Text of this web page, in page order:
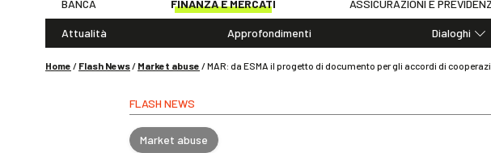
BANCA FINANZA E MERCATI ASSICURAZIONI E
Attualità Approfondimenti
Dialoghi
Home / Flash News/ Market abuse /MAR: da ESMA il progetto di documento per gli accordi di
FLASH NEWS
Market abuse